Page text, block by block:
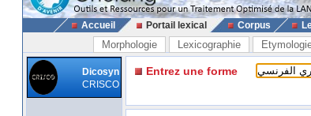
Accueil Portail lexical Corpus
Morphologie Lexicographie
Dicosyn
CRISCO
Entrez une forme